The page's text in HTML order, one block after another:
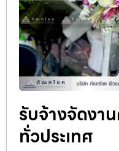
รับจ้างจัดงา
ทั่วประเทศ